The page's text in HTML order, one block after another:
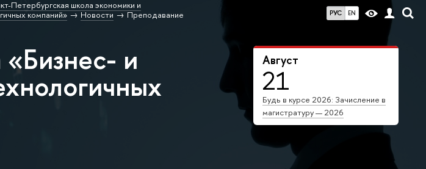
РУС EN
Петербургская школа экономики и
компаний» Новости
Преподавание
Август
21
Будь в курсе 2026: Зачисление в
магистратуру — 2026
и